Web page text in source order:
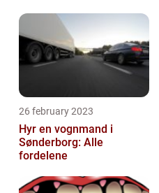
26 february 2023
Hyr en vognmand i
Sønderborg: Alle
fordelene